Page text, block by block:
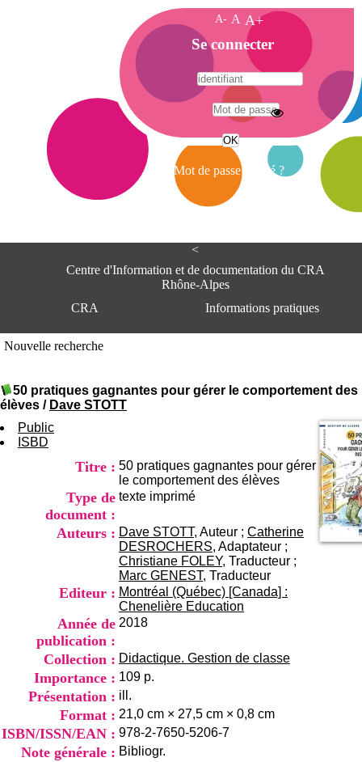
<
Centre d'Information et de documentation du CRA
Rhône-Alpes
CRA
Informations pratiques
Centre Hospitalier le Vinatier
bât 211
69678 Bron Cedex
Lundi au Vendredi
9h00-12h00 13h30-16h00
Contact
+33(0)4 37 91 54 65
+33(0)4 37 91 54 37
Mail
Nouvelle recherche
50 pratiques gagnantes pour gérer le comportement des
élèves / Dave STOTT
Public
ISBD
Titre : 50 pratiques gagnantes pour gérer
le comportement des élèves
Type de
document :
texte imprimé
Auteurs : Dave STOTT, Auteur ; Catherine
DESROCHERS, Adaptateur ;
Christiane FOLEY, Traducteur ;
Marc GENEST, Traducteur
Editeur : Montréal (Québec) [Canada] :
Chenelière Education
Année de
publication :
2018
Collection : Didactique. Gestion de classe
Importance : 109 p.
Présentation : ill.
Format : 21,0 cm × 27,5 cm × 0,8 cm
ISBN/ISSN/EAN : 978-2-7650-5206-7
Note générale : Bibliogr.
A- A A+
A
c
c
e
i
Se connecter
Mot de passe oublié ?
A
e
e
f
o
t
i
o
e
t
d
e
D
o
c
u
e
n
t
a
t
i
o